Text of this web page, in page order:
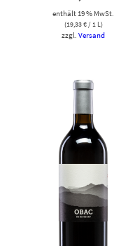
enthält 19 % MwSt.
(19,33€/ 1 L)
zzgl.Versand